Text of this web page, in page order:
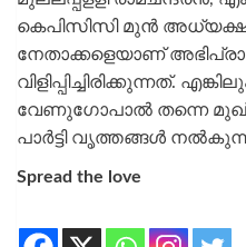
കെപിസിസി മുന്‍
നേതാക്കളെയാണ്
വിളിപ്പിച്ചിരിക്കുന്നത്.
വേണുഗോപാല്‍ തന്നെ
പാര്‍ട്ടി വൃത്തങ്ങള്‍
Spread the love